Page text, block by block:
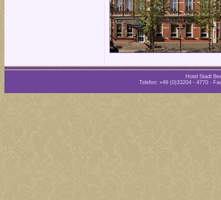
Hotel Stadt
Telefon: +49 (0)33204 - 4770 ·